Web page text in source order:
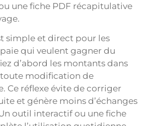
une fiche PDF récapitulative
simple et direct pour les
qui veulent gagner du
d’abord les montants dans
modification de
Ce réflexe évite de corriger
et génère moins d’échanges
outil interactif ou une fiche